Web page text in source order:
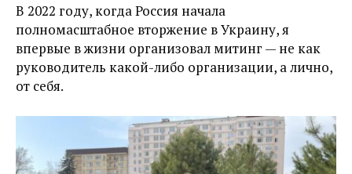
В 2022 году, когда Россия начала
полномасштабное вторжение в Украину, я
впервые в жизни организовал митинг — не как
руководитель какой-либо организации, а лично,
от себя.